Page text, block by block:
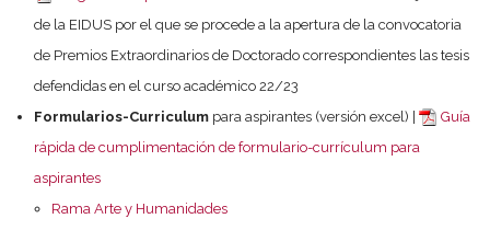
de la EIDUS por el que se procede a la apertura de la convocatoria
de Premios Extraordinarios de Doctorado correspondientes las tesis
defendidas en el curso académico 22/23
Formularios-Curriculum para aspirantes (versión excel) |
Guía
rápida de cumplimentación de formulario-currículum para
aspirantes
Rama Arte y Humanidades